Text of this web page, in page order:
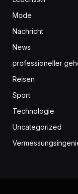
Mode
Nachricht
News
professioneller
Reisen
Sport
Technologie
Uncategorized